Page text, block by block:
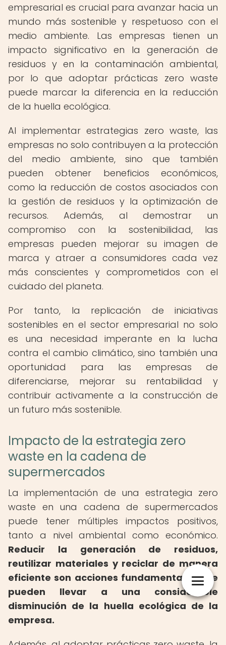
empresarial es crucial para avanzar hacia un
mundo más sostenible y respetuoso con el
medio ambiente. Las empresas tienen un
impacto significativo en la generación de
residuos y en la contaminación ambiental,
por lo que adoptar prácticas zero waste
puede marcar la diferencia en la reducción
de la huella ecológica.
Al implementar estrategias zero waste, las
empresas no solo contribuyen a la protección
del medio ambiente, sino que también
pueden obtener beneficios económicos,
como la reducción de costos asociados con
la gestión de residuos y la optimización de
recursos. Además, al demostrar un
compromiso con la sostenibilidad, las
empresas pueden mejorar su imagen de
marca y atraer a consumidores cada vez
más conscientes y comprometidos con el
cuidado del planeta.
Por tanto, la replicación de iniciativas
sostenibles en el sector empresarial no solo
es una necesidad imperante en la lucha
contra el cambio climático, sino también una
oportunidad para las empresas de
diferenciarse, mejorar su rentabilidad y
contribuir activamente a la construcción de
un futuro más sostenible.
Impacto de la estrategia zero
waste en la cadena de
supermercados
La implementación de una estrategia zero
waste en una cadena de supermercados
puede tener múltiples impactos positivos,
tanto a nivel ambiental como económico.
Reducir la generación de residuos,
reutilizar materiales y reciclar de manera
eficiente son acciones fundamentales que
pueden llevar a una considerable
disminución de la huella ecológica de la
empresa.